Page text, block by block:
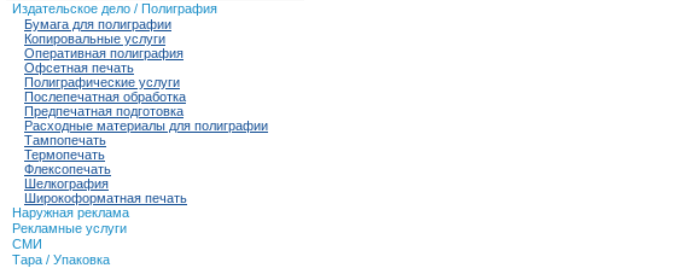
Издательское дело / Полиграфия
Бумага для полиграфии
Копировальные услуги
Оперативная полиграфия
Офсетная печать
Полиграфические услуги
Послепечатная обработка
Предпечатная подготовка
Расходные материалы для полиграфии
Тампопечать
Термопечать
Флексопечать
Шелкография
Широкоформатная печать
Наружная реклама
Рекламные услуги
СМИ
Тара / Упаковка